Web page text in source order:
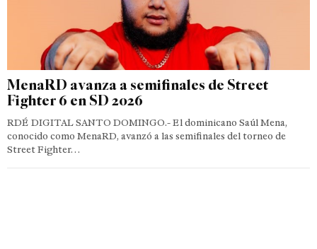
MenaRD avanza a semifinales de Street
Fighter 6 en SD 2026
RDÉ DIGITAL SANTO DOMINGO.- El dominicano Saúl Mena,
conocido como MenaRD, avanzó a las semifinales del torneo de
Street Fighter…